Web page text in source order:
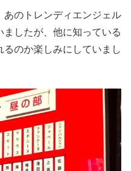
あのトレンディエンジェル
したが、他に知っている
るのか楽しみにしていまし